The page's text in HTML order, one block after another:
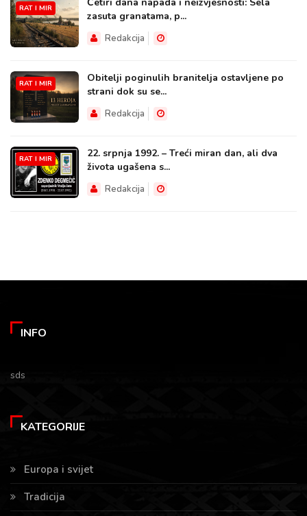
RAT I MIR
zasuta granatama, p...
Redakcija
RAT I MIR
Obitelji poginulih branitelja ostavljene po
strani dok su se...
Redakcija
RAT I MIR
22. srpnja 1992. – Treći miran dan, ali dva
života ugašena s...
Redakcija
INFO
sds
KATEGORIJE
Europa i svijet
Tradicija